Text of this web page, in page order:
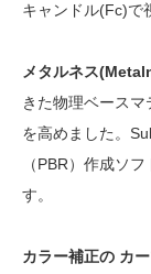
キャンドル(Fc)で
メタルネス
きた物理ベース
を高めました。
（PBR）作成ソ
す。
カラー補正の カ